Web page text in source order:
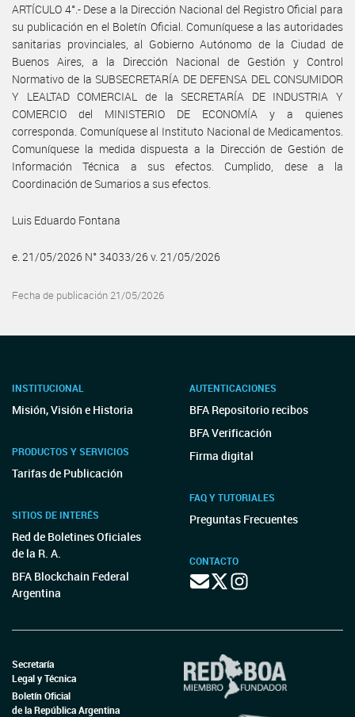
ARTÍCULO 4°.- Dese a la Dirección Nacional del Registro Oficial para
su publicación en el Boletín Oficial. Comuníquese a las autoridades
sanitarias provinciales, al Gobierno Autónomo de la Ciudad de
Buenos Aires, a la Dirección Nacional de Gestión y Control
Normativo de la SUBSECRETARÍA DE DEFENSA DEL CONSUMIDOR
Y LEALTAD COMERCIAL de la SECRETARÍA DE INDUSTRIA Y
COMERCIO del MINISTERIO DE ECONOMÍA y a quienes
corresponda. Comuníquese al Instituto Nacional de Medicamentos.
Comuníquese la medida dispuesta a la Dirección de Gestión de
Información Técnica a sus efectos. Cumplido, dese a la
Coordinación de Sumarios a sus efectos.
Luis Eduardo Fontana
e. 21/05/2026 N° 34033/26 v. 21/05/2026
Fecha de publicación 21/05/2026
INSTITUCIONAL
Misión, Visión e Historia
PRODUCTOS Y SERVICIOS
Tarifas de Publicación
SITIOS DE INTERÉS
Red de Boletines Oficiales
de la R. A.
BFA Blockchain Federal
Argentina
AUTENTICACIONES
BFA Repositorio recibos
BFA Verificación
Firma digital
FAQ Y TUTORIALES
Preguntas Frecuentes
CONTACTO
Secretaría
Legal y Técnica
Boletín Oficial
de la República Argentina